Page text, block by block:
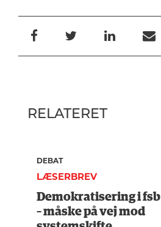
RELATERET
DEBAT
LÆSERBREV
Demokratisering i fsb
– måske på vej mod